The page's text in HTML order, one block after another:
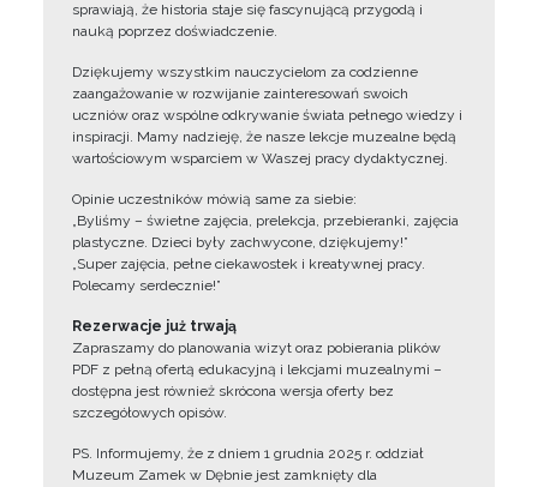
sprawiają, że historia staje się fascynującą przygodą i
nauką poprzez doświadczenie.
Dziękujemy wszystkim nauczycielom za codzienne
zaangażowanie w rozwijanie zainteresowań swoich
uczniów oraz wspólne odkrywanie świata pełnego wiedzy i
inspiracji. Mamy nadzieję, że nasze lekcje muzealne będą
wartościowym wsparciem w Waszej pracy dydaktycznej.
Opinie uczestników mówią same za siebie:
„Byliśmy – świetne zajęcia, prelekcja, przebieranki, zajęcia
plastyczne. Dzieci były zachwycone, dziękujemy!”
„Super zajęcia, pełne ciekawostek i kreatywnej pracy.
Polecamy serdecznie!”
Rezerwacje już trwają
Zapraszamy do planowania wizyt oraz pobierania plików
PDF z pełną ofertą edukacyjną i lekcjami muzealnymi –
dostępna jest również skrócona wersja oferty bez
szczegółowych opisów.
PS. Informujemy, że z dniem 1 grudnia 2025 r. oddział
Muzeum Zamek w Dębnie jest zamknięty dla